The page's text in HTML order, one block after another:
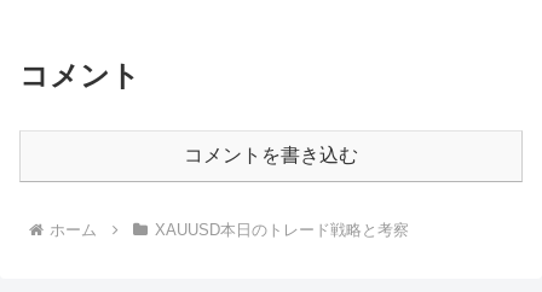
コメント
コメントを書き込む
ホーム XAUUSD本日のトレード戦略と考察